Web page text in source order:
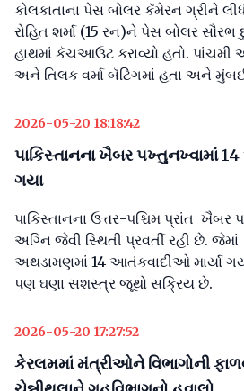
કોલકાતાના પેસ બોલર કૅમેરન ગ્રીને
રોહિત શર્મા (15 રન)ને પેસ બોલર
હાથમાં કૅચઆઉટ કરાવ્યો હતો.
અને તિલક વર્મા બૅટિંગમાં હતા અને
2026-05-20 18:18:42
પાકિસ્તાનના ખૈબર પખ્તુનખ્વામાં
ગયા
પાકિસ્તાનના ઉત્તર-પશ્ચિમ પ્રાંત ખૈબર
અગ્નિ જેવી સ્થિતી પ્રવર્તી રહી છે.
અથડામણમાં 14 આતંકવાદીઓ માર્યા
પણ ઘણા સશસ્ત્ર જૂથો સક્રિય છે.
2026-05-20 17:27:52
કેરલમમાં મંત્રીઓને વિભાગોની